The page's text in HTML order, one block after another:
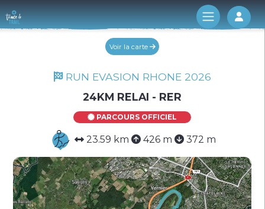
Log
Voir la carte
RUN EVASION RHONE 2026
24KM RELAI - RER
PARCOURS OFFICIEL
23.59 km 426 m 372 m